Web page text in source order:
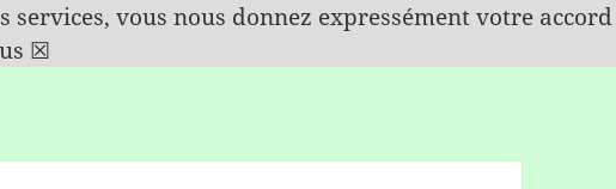
vous nous donnez expressément votre accord
☒